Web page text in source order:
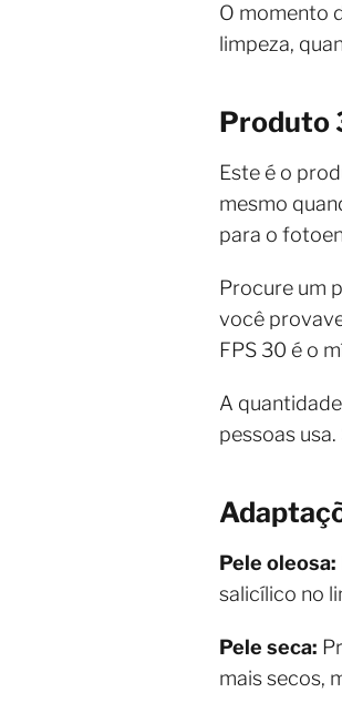
O momento
limpeza,
Produto
Este é o
mesmo
para o
Procure um
você
FPS 30 é o
A
pessoas
Pele oleosa:
salicílico no
Pele seca:
mais secos,